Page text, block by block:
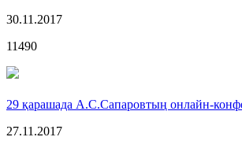
30.11.2017
11490
29 қарашада А.С.Сапаровтың онлайн-
27.11.2017